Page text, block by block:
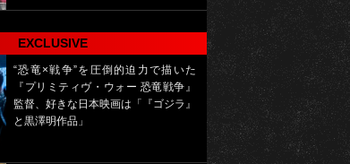
EXCLUSIVE
“恐竜×戦争”を圧倒的迫力で描いた
『プリミティヴ・ウォー 恐竜戦争』
監督、好きな日本映画は「『ゴジラ』
と黒澤明作品」